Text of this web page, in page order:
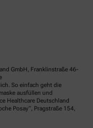
GmbH, Franklinstraße 46-
So einfach geht die
ausfüllen und
Healthcare Deutschland
Posay“, Pragstraße 154,